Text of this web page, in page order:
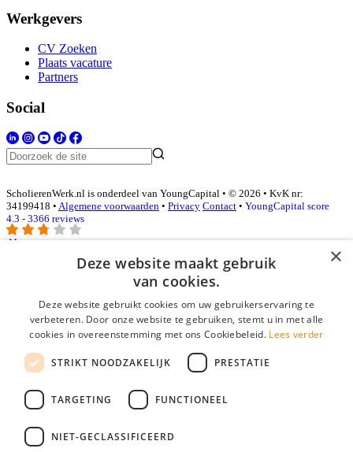
Werkgevers
CV Zoeken
Plaats vacature
Partners
Social
ScholierenWerk.nl is onderdeel van YoungCapital • © 2026 • KvK nr:
34199418 • Algemene voorwaarden • Privacy Contact • YoungCapital score
4.3 - 3366 reviews
E-mail*
Wachtwoord
login gegevens onthouden
login
Bedrijf aanmelden
×
Deze website maakt gebruik
van cookies.
Deze website gebruikt cookies om uw gebruikerservaring te
verbeteren. Door onze website te gebruiken, stemt u in met alle
cookies in overeenstemming met ons Cookiebeleid. Lees verder
STRIKT NOODZAKELIJK PRESTATIE
TARGETING FUNCTIONEEL
NIET-GECLASSIFICEERD